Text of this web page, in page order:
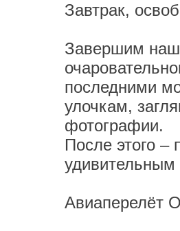
Завтрак,
Завершим
последними
улочкам,
фотографии.
После этого –
удивительным
Авиаперелёт